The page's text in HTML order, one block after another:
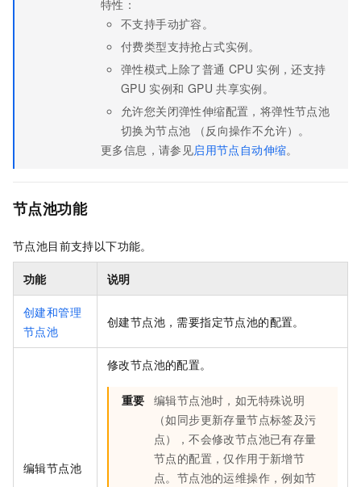
特性：
不支持手动扩容。
付费类型支持抢占式实例。
弹性模式上除了普通 CPU 实例，还支持
GPU 实例和 GPU 共享实例。
允许您关闭弹性伸缩配置，将弹性节点池
切换为节点池 （反向操作不允许）。
更多信息，请参见启用节点自动伸缩。
节点池功能
节点池目前支持以下功能。
功能 说明
创建和管理
节点池
创建节点池，需要指定节点池的配置。
编辑节点池
修改节点池的配置。
重要 编辑节点池时，如无特殊说明
（如同步更新存量节点标签及污
点），不会修改节点池已有存量
节点的配置，仅作用于新增节
点。节点池的运维操作，例如节